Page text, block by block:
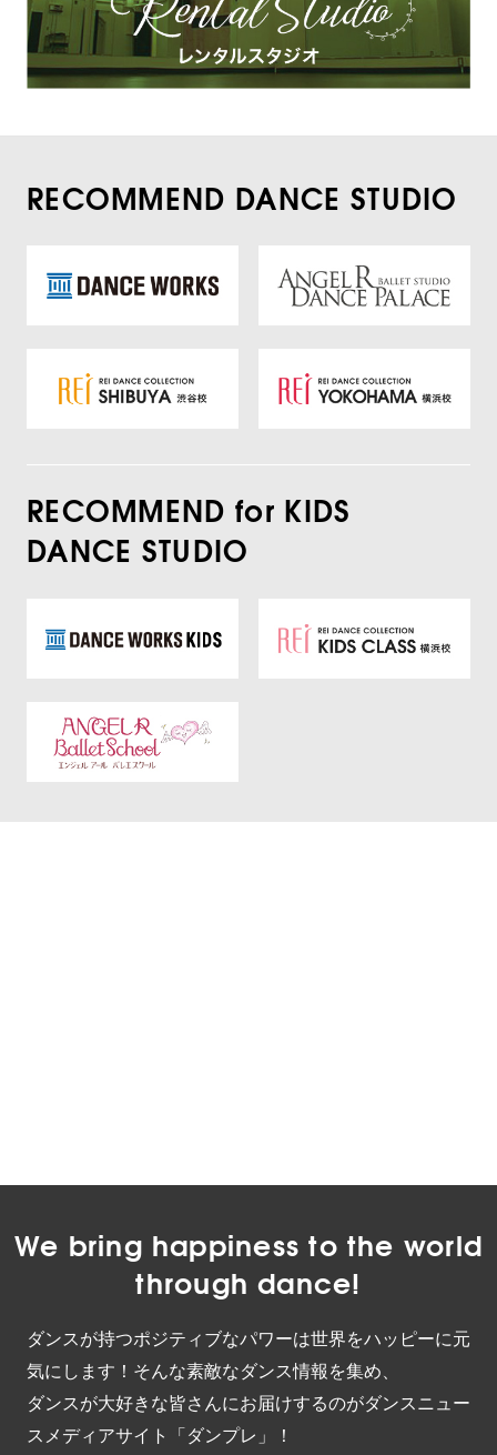
RECOMMEND DANCE STUDIO
RECOMMEND for KIDS
DANCE STUDIO
We bring happiness to the world
through dance!
ダンスが持つポジティブなパワーは世界をハッピーに元
気にします！そんな素敵なダンス情報を集め、
ダンスが大好きな皆さんにお届けするのがダンスニュー
スメディアサイト「ダンプレ」！